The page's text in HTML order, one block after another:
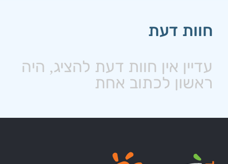
חוות דעת